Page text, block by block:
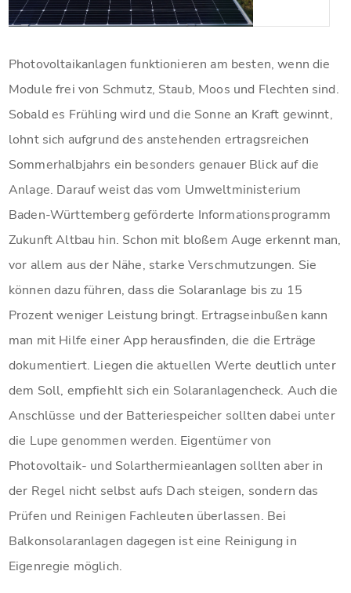
Photovoltaikanlagen funktionieren am besten, wenn die
Module frei von Schmutz, Staub, Moos und Flechten sind.
Sobald es Frühling wird und die Sonne an Kraft gewinnt,
lohnt sich aufgrund des anstehenden ertragsreichen
Sommerhalbjahrs ein besonders genauer Blick auf die
Anlage. Darauf weist das vom Umweltministerium
Baden-Württemberg geförderte Informationsprogramm
Zukunft Altbau hin. Schon mit bloßem Auge erkennt man,
vor allem aus der Nähe, starke Verschmutzungen. Sie
können dazu führen, dass die Solaranlage bis zu 15
Prozent weniger Leistung bringt. Ertragseinbußen kann
man mit Hilfe einer App herausfinden, die die Erträge
dokumentiert. Liegen die aktuellen Werte deutlich unter
dem Soll, empfiehlt sich ein Solaranlagencheck. Auch die
Anschlüsse und der Batteriespeicher sollten dabei unter
die Lupe genommen werden. Eigentümer von
Photovoltaik- und Solarthermieanlagen sollten aber in
der Regel nicht selbst aufs Dach steigen, sondern das
Prüfen und Reinigen Fachleuten überlassen. Bei
Balkonsolaranlagen dagegen ist eine Reinigung in
Eigenregie möglich.